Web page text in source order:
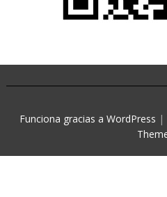
Funciona gracias a WordPress |